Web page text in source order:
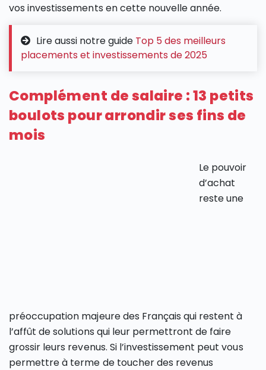
vos investissements en cette nouvelle année.
Lire aussi notre guide Top 5 des meilleurs
placements et investissements de 2025
Complément de salaire : 13 petits
boulots pour arrondir ses fins de
mois
Le pouvoir
d’achat
reste une
préoccupation majeure des Français qui restent à
l’affût de solutions qui leur permettront de faire
grossir leurs revenus. Si l’investissement peut vous
permettre à terme de toucher des revenus